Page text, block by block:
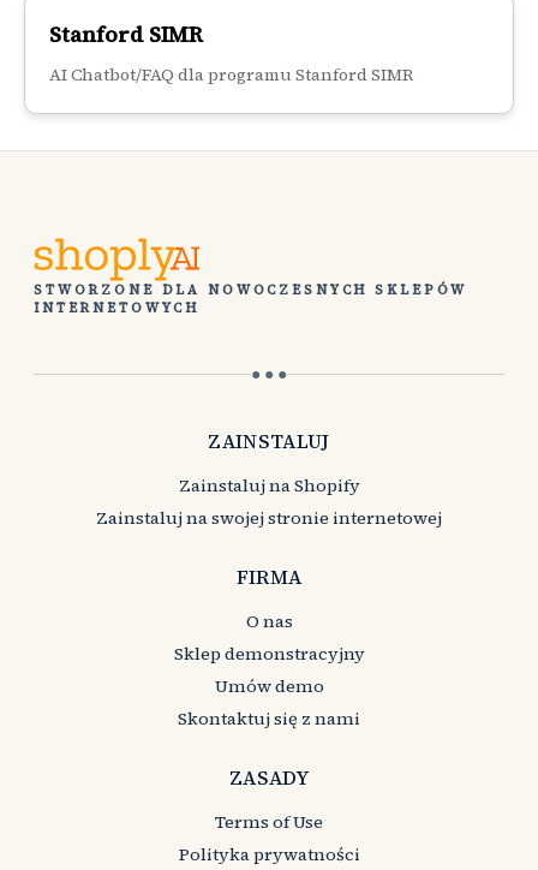
Stanford SIMR
AI Chatbot/FAQ dla programu Stanford SIMR
STWORZONE DLA NOWOCZESNYCH SKLEPÓW
INTERNETOWYCH
● ● ●
ZAINSTALUJ
Zainstaluj na Shopify
Zainstaluj na swojej stronie internetowej
FIRMA
O nas
Sklep demonstracyjny
Umów demo
Skontaktuj się z nami
ZASADY
Terms of Use
Polityka prywatności